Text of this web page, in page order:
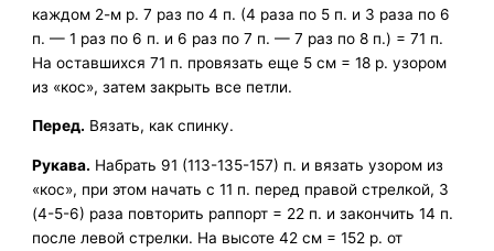
каждом 2-м р. 7 раз по 4 п. (4 раза по 5 п. и 3 раза по 6
п. — 1 раз по 6 п. и 6 раз по 7 п. — 7 раз по 8 п.) = 71 п.
На оставшихся 71 п. провязать еще 5 см = 18 р. узором
из «кос», затем закрыть все петли.
Перед. Вязать, как спинку.
Рукава. Набрать 91 (113-135-157) п. и вязать узором из
«кос», при этом начать с 11 п. перед правой стрелкой, 3
(4-5-6) раза повторить раппорт = 22 п. и закончить 14 п.
после левой стрелки. На высоте 42 см = 152 р. от